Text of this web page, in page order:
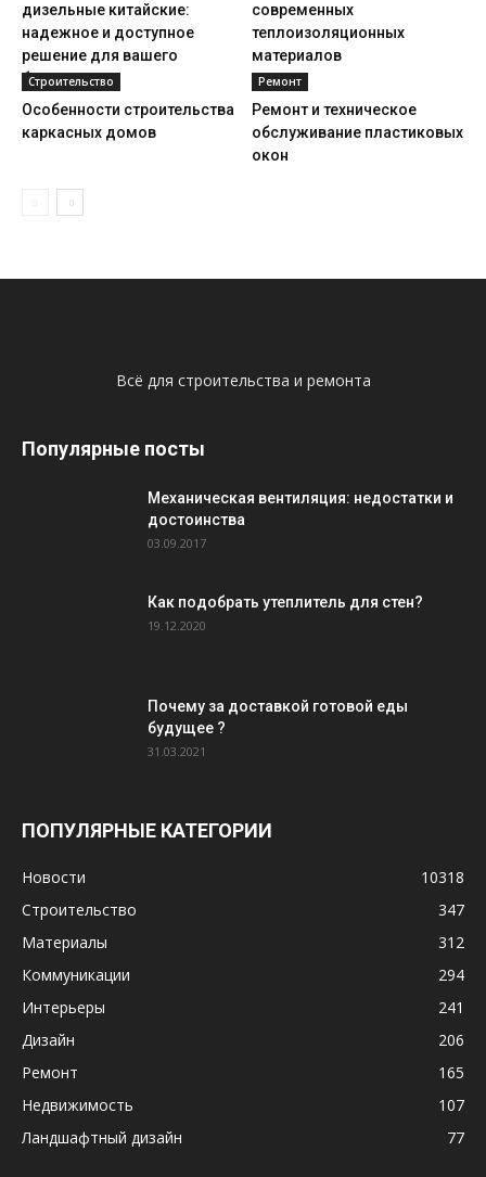
дизельные китайские:
надежное и доступное
решение для вашего
бизнеса
современных
теплоизоляционных
материалов
Строительство
Особенности строительства
каркасных домов
Ремонт
Ремонт и техническое
обслуживание пластиковых
окон
Всё для строительства и ремонта
Популярные посты
Механическая вентиляция: недостатки и
достоинства
03.09.2017
Как подобрать утеплитель для стен?
19.12.2020
Почему за доставкой готовой еды
будущее ?
31.03.2021
ПОПУЛЯРНЫЕ КАТЕГОРИИ
Новости
10318
Строительство
347
Материалы
312
Коммуникации
294
Интерьеры
241
Дизайн
206
Ремонт
165
Недвижимость
107
Ландшафтный дизайн
77